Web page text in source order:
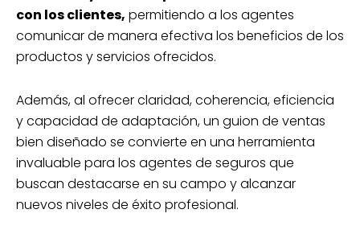
con los clientes, permitiendo a los agentes
comunicar de manera efectiva los beneficios de los
productos y servicios ofrecidos.
Además, al ofrecer claridad, coherencia, eficiencia
y capacidad de adaptación, un guion de ventas
bien diseñado se convierte en una herramienta
invaluable para los agentes de seguros que
buscan destacarse en su campo y alcanzar
nuevos niveles de éxito profesional.